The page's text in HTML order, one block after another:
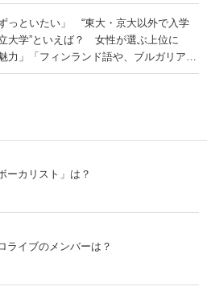
っといたい」 “東大・京大以外で入学
大学”といえば？ 女性が選ぶ上位に
力」「フィンランド語や、ブルガリア語
の声
ーカリスト」は？
ライブのメンバーは？